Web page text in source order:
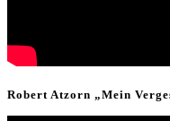
Robert Atzorn „Mein